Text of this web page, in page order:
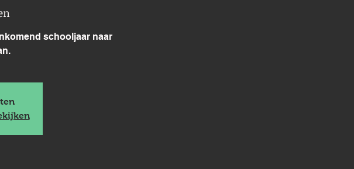
schooljaar naar